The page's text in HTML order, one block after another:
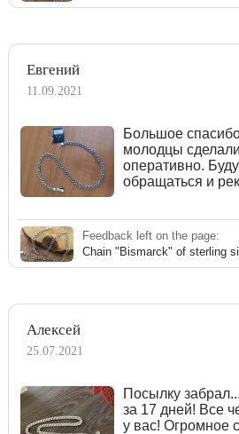
Евгений
11.09.2021
Большое
молодцы
оперативно.
обращаться и
Feedback left on the page:
Chain "Bismarck" of sterling
Алексей
25.07.2021
Посылку
за 17 дней! Все
у вас! Огромное